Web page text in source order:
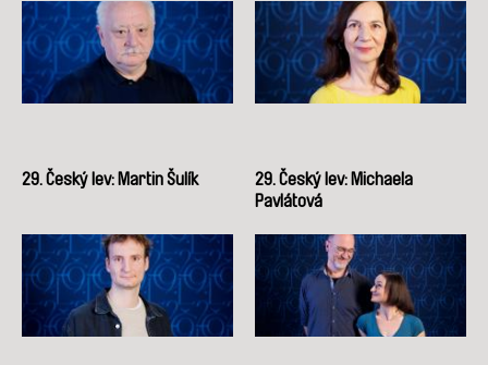
29. Český lev: Martin Šulík
29. Český lev: Michaela
Pavlátová